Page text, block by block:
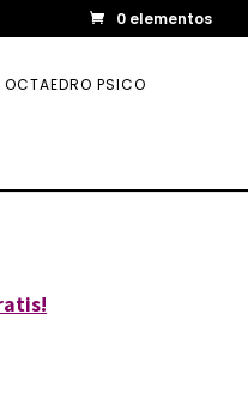
0 elementos
OCTAEDRO PSICO